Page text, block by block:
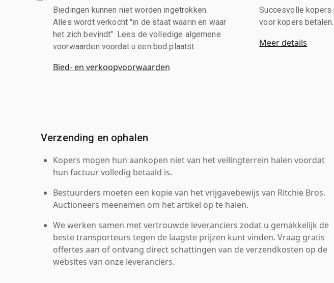
Biedingen kunnen niet worden ingetrokken.
Alles wordt verkocht "in de staat waarin en waar
het zich bevindt". Lees de volledige algemene
voorwaarden voordat u een bod plaatst.
Bied- en verkoopvoorwaarden
Succesvolle kopers
voor kopers betalen.
Meer details
Verzending en ophalen
Kopers mogen hun aankopen niet van het veilingterrein halen voordat
hun factuur volledig betaald is.
Bestuurders moeten een kopie van het vrijgavebewijs van Ritchie Bros.
Auctioneers meenemen om het artikel op te halen.
We werken samen met vertrouwde leveranciers zodat u gemakkelijk de
beste transporteurs tegen de laagste prijzen kunt vinden. Vraag gratis
offertes aan of ontvang direct schattingen van de verzendkosten op de
websites van onze leveranciers.